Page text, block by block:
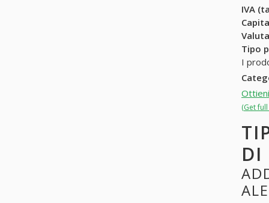
IVA
Tipo
I
(Get
DI